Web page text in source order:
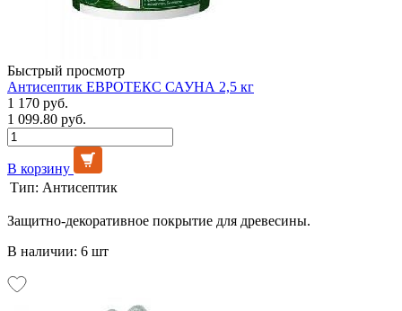
Быстрый просмотр
Антисептик ЕВРОТЕКС САУНА 2,5 кг
1 170 руб.
1 099.80 руб.
В корзину
Тип: Антисептик
Защитно-декоративное покрытие для древесины.
В наличии: 6 шт